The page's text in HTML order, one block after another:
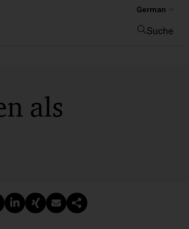
German
Suche
als
erstellen
Auf LinkedIn teilen
Auf Xing teilen
Per E-Mail teilen
Link kopieren